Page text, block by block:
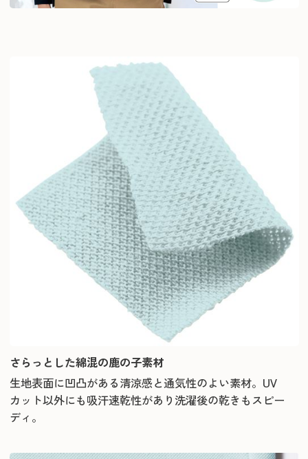
さらっとした綿混の鹿の子素材
生地表面に凹凸がある清涼感と通気性のよい素材。UV
カット以外にも吸汗速乾性があり洗濯後の乾きもスピー
ディ。